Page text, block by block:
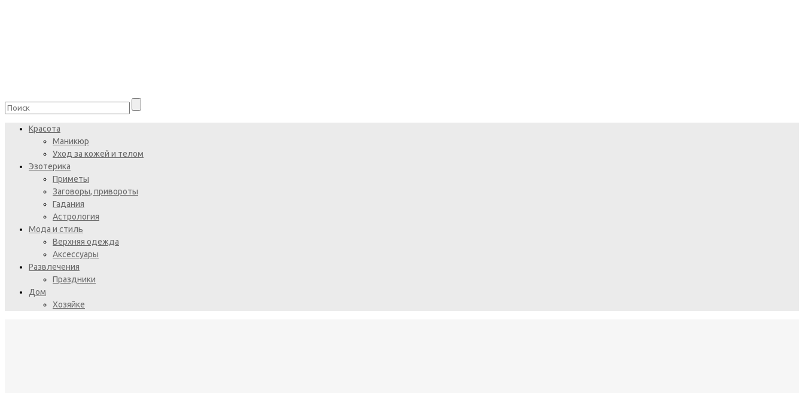
Красота
Маникюр
Уход за кожей и телом
Эзотерика
Приметы
Заговоры, привороты
Гадания
Астрология
Мода и стиль
Верхняя одежда
Аксессуары
Развлечения
Праздники
Дом
Хозяйке